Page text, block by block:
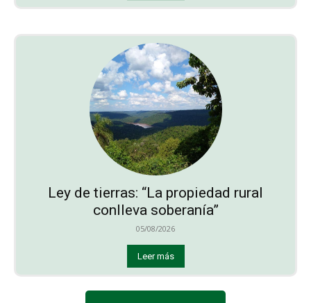
Ley de tierras: “La propiedad rural
conlleva soberanía”
05/08/2026
Leer más